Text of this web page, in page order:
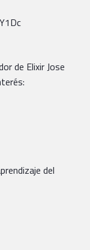
de Elixir Jose
del